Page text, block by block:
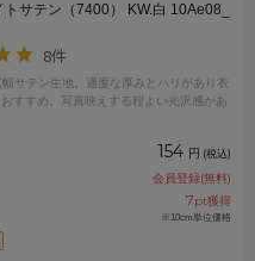
サテン（7400） KW.白 10Ae08_
8件
サテン生地。適度な厚みとハリがあり衣
すすめ。写真映えする程よい光沢感があ
154 円 (税込)
会員登録(無料)
7pt獲得
※10cm単位価格